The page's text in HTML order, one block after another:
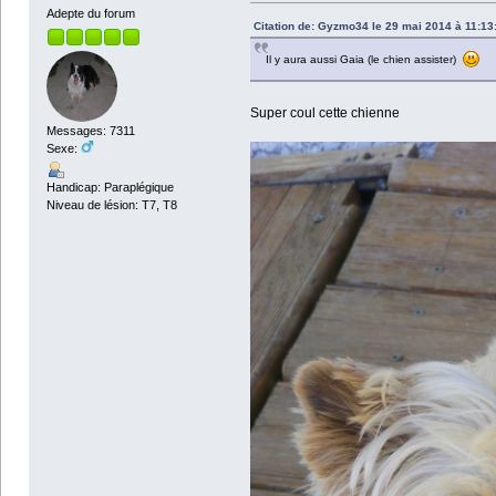
Adepte du forum
Messages: 7311
Sexe:
Handicap: Paraplégique
Niveau de lésion: T7, T8
Citation de: Gyzmo34 le 29 mai 2014 à
Il y aura aussi Gaia (le chien assister)
Super coul cette chienne